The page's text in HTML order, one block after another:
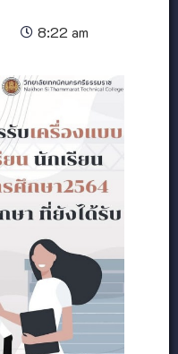
8:22 am